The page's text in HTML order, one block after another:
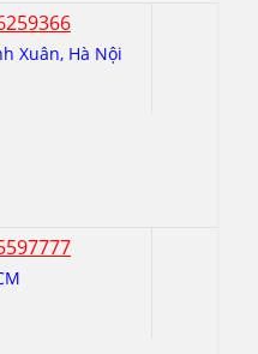
Xuân, Hà Nội